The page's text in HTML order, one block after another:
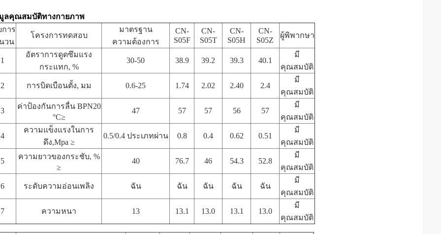
ลคุณสมบัติทางกายภาพ
การ
วน
โครงการทดสอบ
มาตรฐาน
ความต้องการ
CN-
S05F
CN-
S05T
CN-
S05H
CN-
S05Z
ผู้พิพากษา
1
อัตราการดูดซึมแรง
กระแทก, %
30-50 38.9 39.2 39.3 40.1
มี
คุณสมบัติ
2 การบิดเบือนตั้ง, มม 0.6-25 1.74 2.02 2.40 2.4
มี
คุณสมบัติ
3
ค่าป้องกันการลื่น BPN20
°C≥
47 57 57 56 57
มี
คุณสมบัติ
4
ความแข็งแรงในการ
ดึง,Mpa ≥
0.5/0.4 ประเภทผ่าน 0.8 0.4 0.62 0.51
มี
คุณสมบัติ
5
ความยาวของกระชับ, %
≥
40 76.7 46 54.3 52.8
มี
คุณสมบัติ
6 ระดับความอ่อนเพลิง ฉัน ฉัน ฉัน ฉัน ฉัน
มี
คุณสมบัติ
7 ความหนา 13 13.1 13.0 13.1 13.0
มี
คุณสมบัติ